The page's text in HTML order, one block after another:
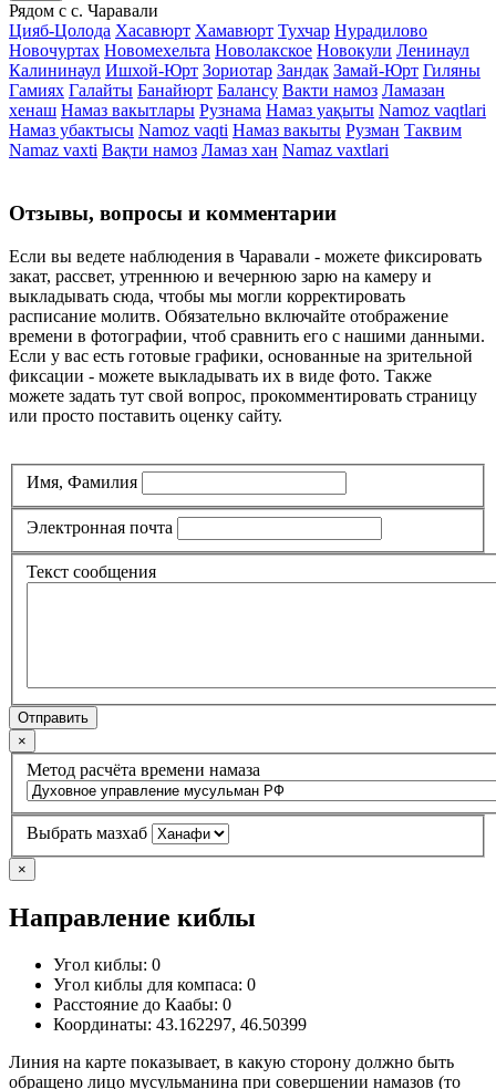
Рядом с с. Чаравали
Цияб-Цолода Хасавюрт Хамавюрт Тухчар Нурадилово
Новочуртах Новомехельта Новолакское Новокули Ленинаул
Калининаул Ишхой-Юрт Зориотар Зандак Замай-Юрт Гиляны
Гамиях Галайты Банайюрт Балансу Вакти намоз Ламазан
хенаш Намаз вакытлары Рузнама Намаз уақыты Namoz vaqtlari
Намаз убактысы Namoz vaqti Намаз вакыты Рузман Таквим
Namaz vaxti Вақти намоз Ламаз хан Namaz vaxtlari
Отзывы, вопросы и комментарии
Если вы ведете наблюдения в Чаравали - можете фиксировать
закат, рассвет, утреннюю и вечернюю зарю на камеру и
выкладывать сюда, чтобы мы могли корректировать
расписание молитв. Обязательно включайте отображение
времени в фотографии, чтоб сравнить его с нашими данными.
Если у вас есть готовые графики, основанные на зрительной
фиксации - можете выкладывать их в виде фото. Также
можете задать тут свой вопрос, прокомментировать страницу
или просто поставить оценку сайту.
Имя, Фамилия
Электронная почта
Текст сообщения
Отправить
×
Метод расчёта времени намаза
Выбрать мазхаб
×
Направление киблы
Угол киблы: 0
Угол киблы для компаса: 0
Расстояние до Каабы: 0
Координаты: 43.162297, 46.50399
Линия на карте показывает, в какую сторону должно быть
обращено лицо мусульманина при совершении намазов (то